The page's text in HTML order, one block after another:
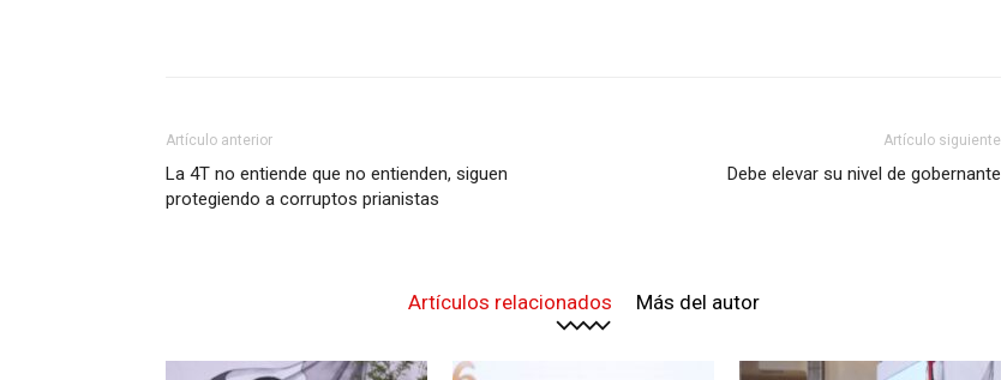
Artículo anterior
La 4T no entiende que no entienden, siguen
protegiendo a corruptos prianistas
Artículo siguiente
Debe elevar su nivel de gobernante
Artículos relacionados Más del autor